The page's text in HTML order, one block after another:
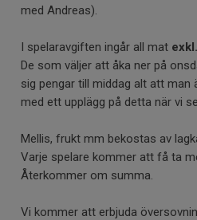
med Andreas).
I spelaravgiften ingår all mat
De som väljer att åka ner på
sig pengar till middag alt att
med ett upplägg på detta när vi
Mellis, frukt mm bekostas av
Varje spelare kommer att få ta
Återkommer om summa.
Vi kommer att erbjuda